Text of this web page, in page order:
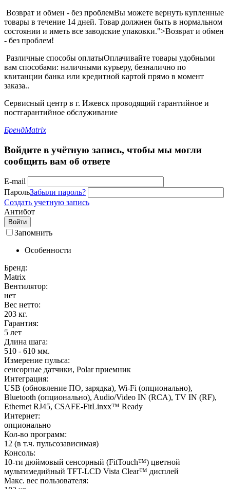
Возврат и обмен - без проблемВы можете вернуть купленные
товары в течение 14 дней. Товар должнен быть в нормальном
состоянии и иметь все заводские упаковки.">Возврат и обмен
- без проблем!
Различные способы оплатыОплачивайте товары удобными
вам способами: наличными курьеру, безналично по
квитанции банка или кредитной картой прямо в момент
заказа..
Сервисный центр в г. Ижевск проводящий гарантийное и
постгарантийное обслуживание
БрендMatrix
Войдите в учётную запись, чтобы мы могли
сообщить вам об ответе
E-mail
ПарольЗабыли пароль?
Создать учетную запись
Антибот
Войти
Запомнить
Особенности
Бренд:
Matrix
Вентилятор:
нет
Вес нетто:
203 кг.
Гарантия:
5 лет
Длина шага:
510 - 610 мм.
Измерение пульса:
сенсорные датчики, Polar приемник
Интеграция:
USB (обновление ПО, зарядка), Wi-Fi (опционально),
Bluetooth (опционально), Audio/Video IN (RCA), TV IN (RF),
Ethernet RJ45, CSAFE-FitLinxx™ Ready
Интернет:
опционально
Кол-во программ:
12 (в т.ч. пульсозависимая)
Консоль:
10-ти дюймовый сенсорный (FitTouch™) цветной
мультимедийный TFT-LCD Vista Clear™ дисплей
Макс. вес пользователя: